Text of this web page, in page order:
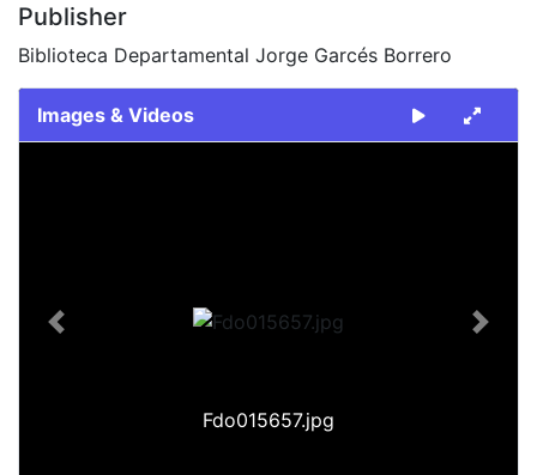
Publisher
Biblioteca Departamental Jorge Garcés Borrero
Images & Videos
Fdo015657.jpg
Previous Next